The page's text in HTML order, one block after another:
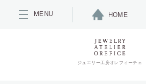
MENU HOME
ジュエリー工房オレフィーチェ